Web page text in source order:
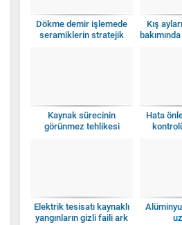
Dökme demir işlemede
seramiklerin stratejik
Kış
Kaynak sürecinin
görünmez tehlikesi
Hata
Elektrik tesisatı kaynaklı
yangınların gizli faili ark